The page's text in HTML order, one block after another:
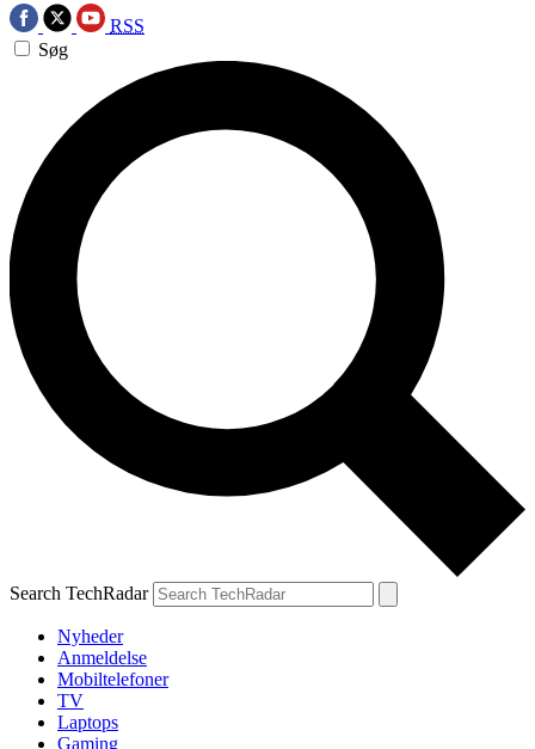
RSS
Søg
Search TechRadar
Nyheder
Anmeldelse
Mobiltelefoner
TV
Laptops
Gaming